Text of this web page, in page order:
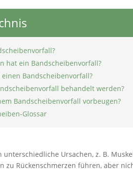
hat ein Bandscheibenvorfall?
Bandscheibenvorfall?
behandelt werden?
Bandscheibenvorfall vorbeugen?
Glossar
unterschiedliche Ursachen, z. B.
zu Rückenschmerzen führen, aber